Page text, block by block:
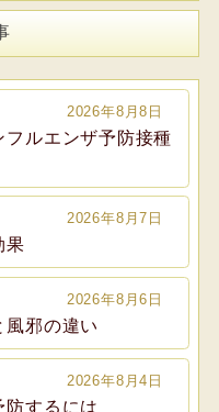
2026年8月8日
フルエンザ予防接種
2026年8月7日
果
2026年8月6日
風邪の違い
2026年8月4日
防するには